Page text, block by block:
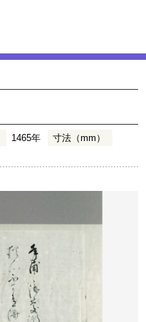
1465年
寸法（mm）